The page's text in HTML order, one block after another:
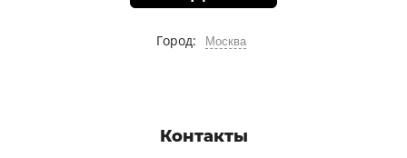
Город: Москва
Контакты